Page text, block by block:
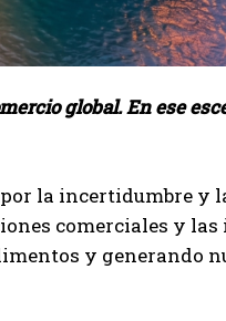
global. En ese
la incertidumbre y
comerciales y
y generando